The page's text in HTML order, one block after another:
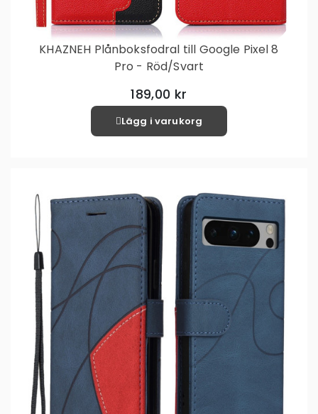
KHAZNEH Plånboksfodral till Google Pixel 8
Pro - Röd/Svart
189,00 kr
Lägg i varukorg